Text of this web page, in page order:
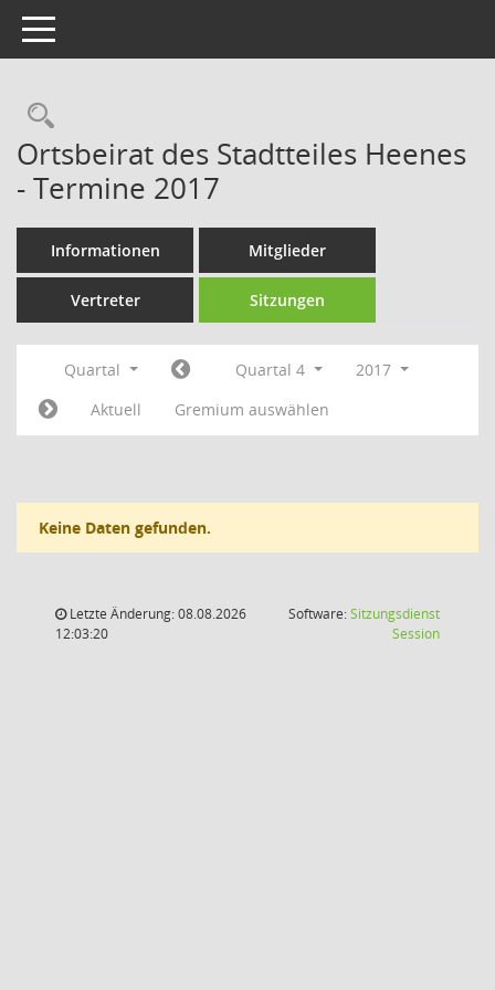
Toggle navigation
Rechercheauswahl
Ortsbeirat des Stadtteiles Heenes
- Termine 2017
Informationen Mitglieder
Vertreter Sitzungen
Quartal Quartal 4
2017
Aktuell
Gremium auswählen
Keine Daten gefunden.
Letzte Änderung: 08.08.2026
12:03:20
Software:Sitzungsdienst
Session(Wird in